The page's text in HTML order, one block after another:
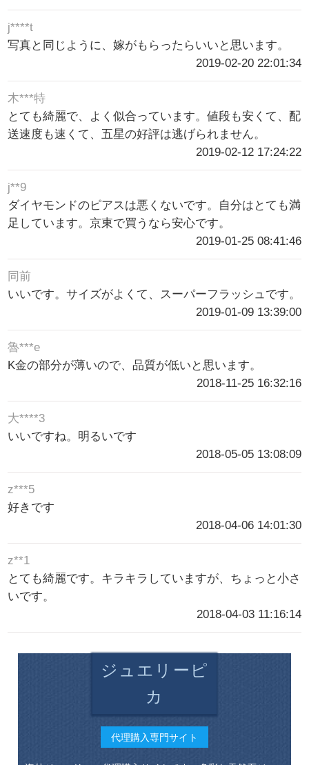
j****t
写真と同じように、嫁がもらったらいいと思います。
2019-02-20 22:01:34
木***特
とても綺麗で、よく似合っています。値段も安くて、配
送速度も速くて、五星の好評は逃げられません。
2019-02-12 17:24:22
j**9
ダイヤモンドのピアスは悪くないです。自分はとても満
足しています。京東で買うなら安心です。
2019-01-25 08:41:46
同前
いいです。サイズがよくて、スーパーフラッシュです。
2019-01-09 13:39:00
魯***e
K金の部分が薄いので、品質が低いと思います。
2018-11-25 16:32:16
大****3
いいですね。明るいです
2018-05-05 13:08:09
z***5
好きです
2018-04-06 14:01:30
z**1
とても綺麗です。キラキラしていますが、ちょっと小さ
いです。
2018-04-03 11:16:14
ジュエリーピ
カ
代理購入専門サイト